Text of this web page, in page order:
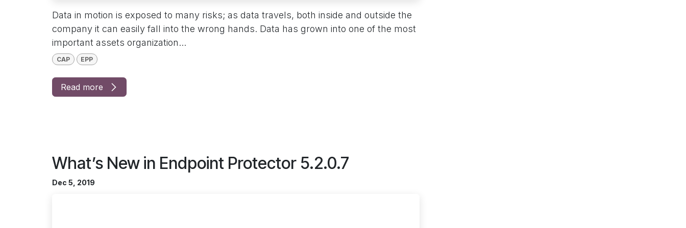
Data in motion is exposed to many risks; as data travels, both inside and outside the
company it can easily fall into the wrong hands. Data has grown into one of the most
important assets organization...
CAP EPP
Read more
What’s New in Endpoint Protector 5.2.0.7
Dec 5, 2019